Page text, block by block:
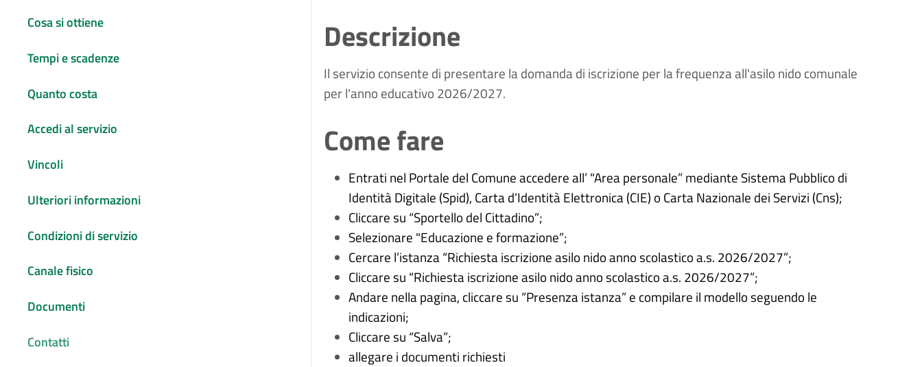
Cosa si ottiene
Tempi e scadenze
Quanto costa
Accedi al servizio
Vincoli
Ulteriori informazioni
Condizioni di servizio
Canale fisico
Documenti
Contatti
Descrizione
Il servizio consente di presentare la domanda di iscrizione per la frequenza all'asilo nido comunale
per l'anno educativo 2026/2027.
Come fare
Entrati nel Portale del Comune accedere all’ "Area personale” mediante Sistema Pubblico di
Identità Digitale (Spid), Carta d’Identità Elettronica (CIE) o Carta Nazionale dei Servizi (Cns);
Cliccare su “Sportello del Cittadino”;
Selezionare "Educazione e formazione”;
Cercare l’istanza “Richiesta iscrizione asilo nido anno scolastico a.s. 2026/2027”;
Cliccare su “Richiesta iscrizione asilo nido anno scolastico a.s. 2026/2027”;
Andare nella pagina, cliccare su “Presenza istanza” e compilare il modello seguendo le
indicazioni;
Cliccare su “Salva”;
allegare i documenti richiesti